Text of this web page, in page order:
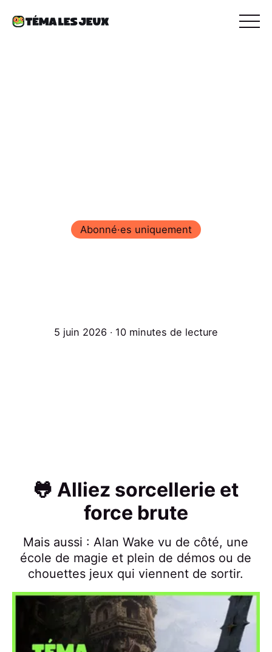
Abonné·es uniquement
5 juin 2026 ∙ 10 minutes de lecture
🐸 Alliez sorcellerie et
force brute
Mais aussi : Alan Wake vu de côté, une
école de magie et plein de démos ou de
chouettes jeux qui viennent de sortir.